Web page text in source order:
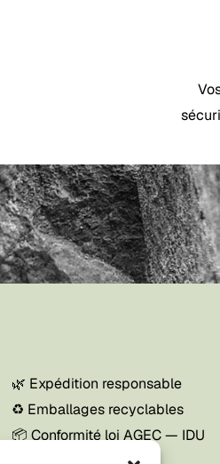
🌿 Expédition responsable
♻️ Emballages recyclables
📦 Conformité loi AGEC — IDU